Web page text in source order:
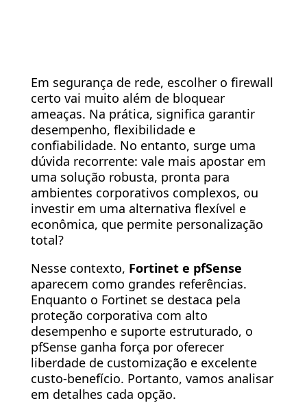
Em segurança de rede, escolher o firewall
certo vai muito além de bloquear
ameaças. Na prática, significa garantir
desempenho, flexibilidade e
confiabilidade. No entanto, surge uma
dúvida recorrente: vale mais apostar em
uma solução robusta, pronta para
ambientes corporativos complexos, ou
investir em uma alternativa flexível e
econômica, que permite personalização
total?
Nesse contexto, Fortinet e pfSense
aparecem como grandes referências.
Enquanto o Fortinet se destaca pela
proteção corporativa com alto
desempenho e suporte estruturado, o
pfSense ganha força por oferecer
liberdade de customização e excelente
custo-benefício. Portanto, vamos analisar
em detalhes cada opção.